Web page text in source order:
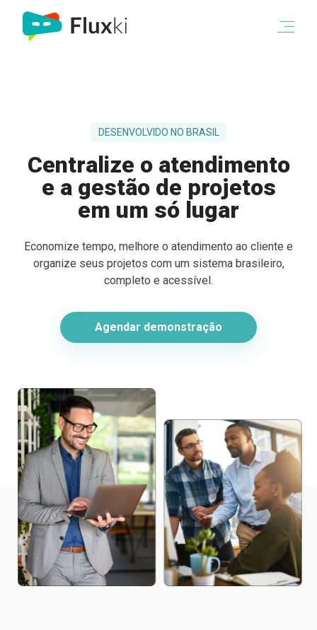
DESENVOLVIDO NO BRASIL
Centralize o atendimento
e a gestão de projetos
em um só lugar
Economize tempo, melhore o atendimento ao cliente e
organize seus projetos com um sistema brasileiro,
completo e acessível.
Agendar demonstração